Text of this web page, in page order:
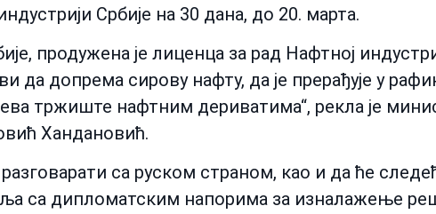
Србије на 30 дана, до 20. марта.
продужена је лиценца за рад Нафтној
допрема сирову нафту, да је прерађује у
тржиште нафтним дериватима“, рекла је
Хандановић.
са руском страном, као и да ће
са дипломатским напорима за изналажење